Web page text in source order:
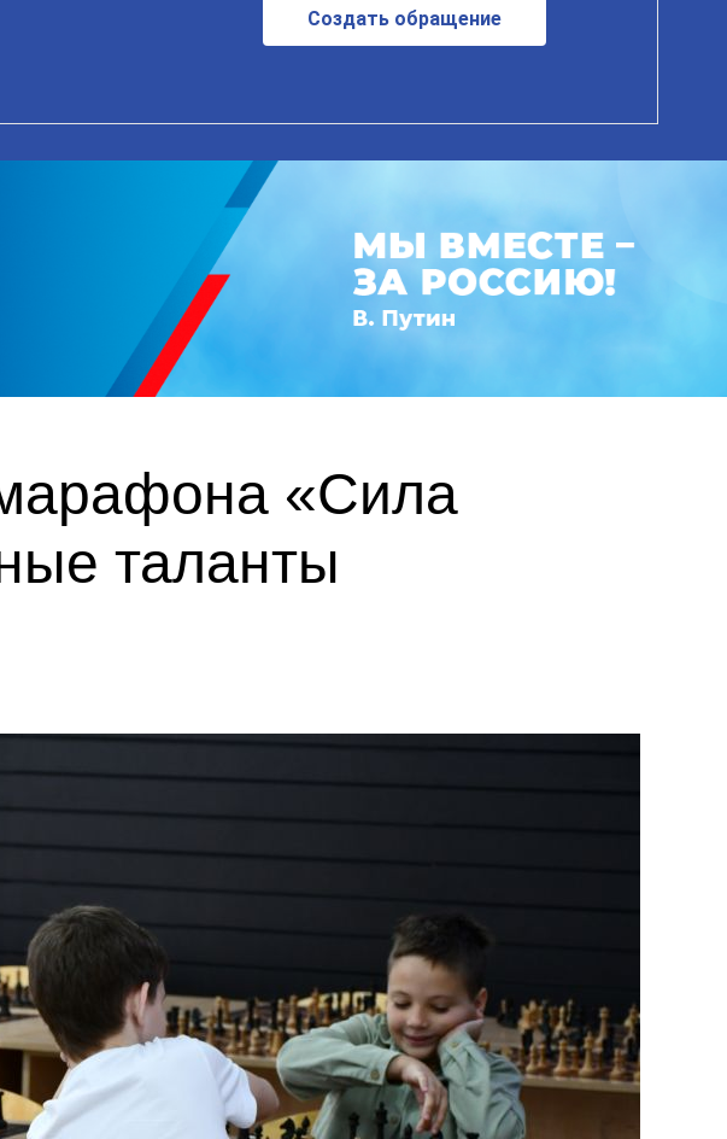
Создать обращение
«Сила
таланты